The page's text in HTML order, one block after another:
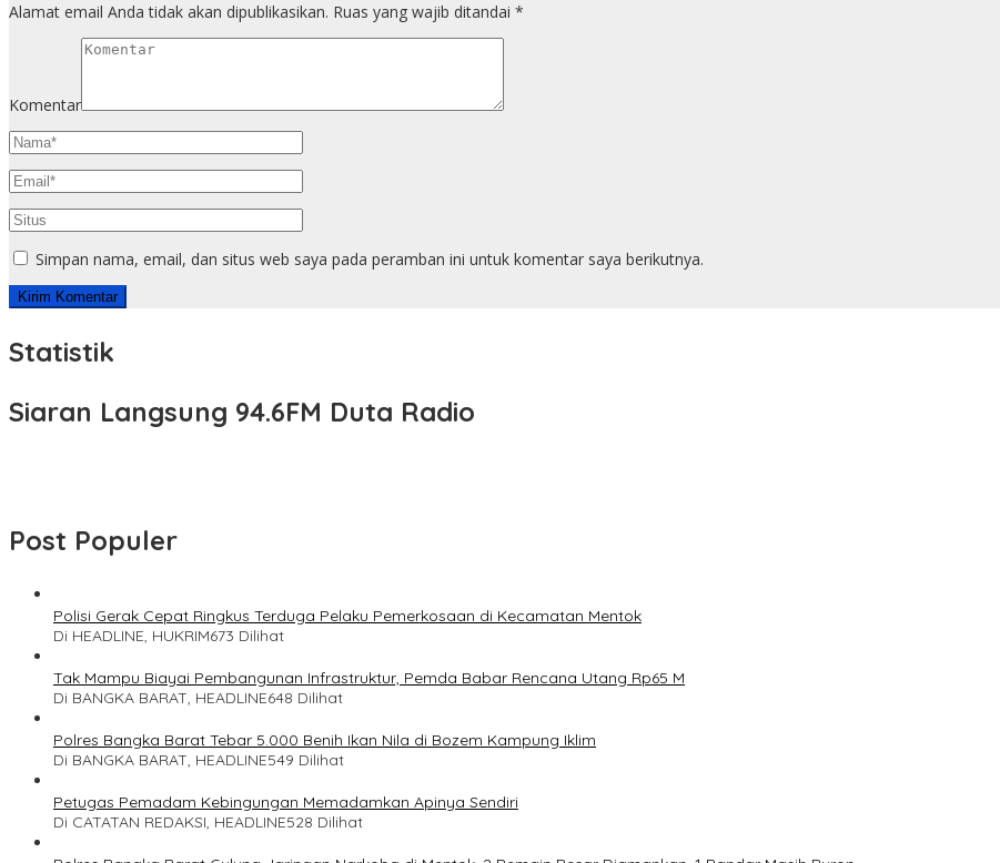
Alamat email Anda tidak akan dipublikasikan. Ruas yang wajib ditandai *
Komentar
Simpan nama, email, dan situs web saya pada peramban ini untuk komentar saya berikutnya.
Statistik
Siaran Langsung 94.6FM Duta Radio
Post Populer
Polisi Gerak Cepat Ringkus Terduga Pelaku Pemerkosaan di Kecamatan Mentok
Di HEADLINE, HUKRIM673 Dilihat
Tak Mampu Biayai Pembangunan Infrastruktur, Pemda Babar Rencana Utang Rp65 M
Di BANGKA BARAT, HEADLINE648 Dilihat
Polres Bangka Barat Tebar 5.000 Benih Ikan Nila di Bozem Kampung Iklim
Di BANGKA BARAT, HEADLINE549 Dilihat
Petugas Pemadam Kebingungan Memadamkan Apinya Sendiri
Di CATATAN REDAKSI, HEADLINE528 Dilihat